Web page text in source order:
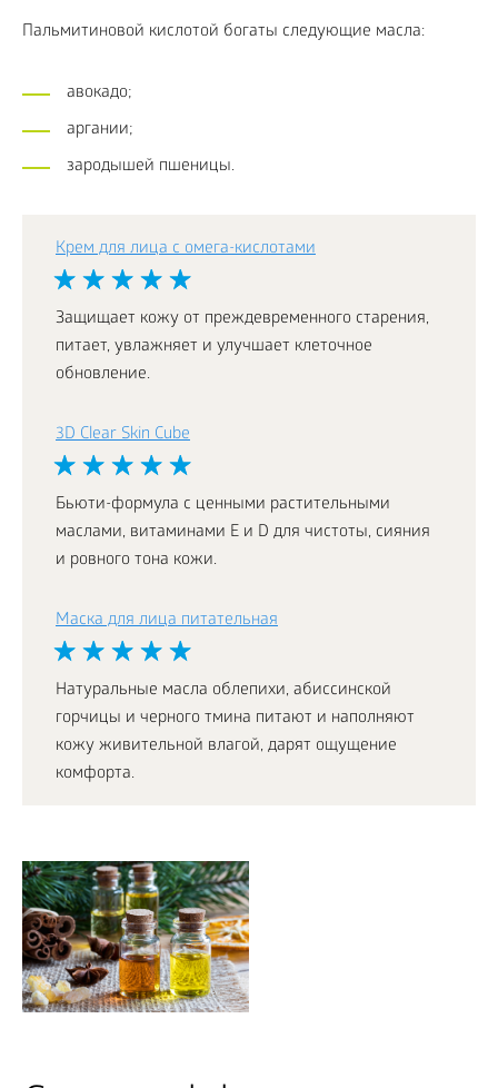
Пальмитиновой кислотой богаты следующие масла:
авокадо;
аргании;
зародышей пшеницы.
Крем для лица с омега-кислотами
Защищает кожу от преждевременного старения,
питает, увлажняет и улучшает клеточное
обновление.
3D Clear Skin Cube
Бьюти-формула с ценными растительными
маслами, витаминами Е и D для чистоты, сияния
и ровного тона кожи.
Маска для лица питательная
Натуральные масла облепихи, абиссинской
горчицы и черного тмина питают и наполняют
кожу живительной влагой, дарят ощущение
комфорта.